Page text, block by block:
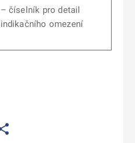
– číselník pro detail
indikačního omezení
kartě
na nové kartě
otevře na nové kartě